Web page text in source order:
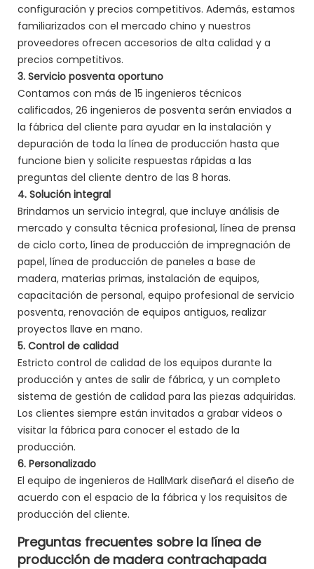
configuración y precios competitivos. Además, estamos
familiarizados con el mercado chino y nuestros
proveedores ofrecen accesorios de alta calidad y a
precios competitivos.
3. Servicio posventa oportuno
Contamos con más de 15 ingenieros técnicos
calificados, 26 ingenieros de posventa serán enviados a
la fábrica del cliente para ayudar en la instalación y
depuración de toda la línea de producción hasta que
funcione bien y solicite respuestas rápidas a las
preguntas del cliente dentro de las 8 horas.
4. Solución integral
Brindamos un servicio integral, que incluye análisis de
mercado y consulta técnica profesional, línea de prensa
de ciclo corto, línea de producción de impregnación de
papel, línea de producción de paneles a base de
madera, materias primas, instalación de equipos,
capacitación de personal, equipo profesional de servicio
posventa, renovación de equipos antiguos, realizar
proyectos llave en mano.
5. Control de calidad
Estricto control de calidad de los equipos durante la
producción y antes de salir de fábrica, y un completo
sistema de gestión de calidad para las piezas adquiridas.
Los clientes siempre están invitados a grabar videos o
visitar la fábrica para conocer el estado de la
producción.
6. Personalizado
El equipo de ingenieros de HallMark diseñará el diseño de
acuerdo con el espacio de la fábrica y los requisitos de
producción del cliente.
Preguntas frecuentes sobre la línea de
producción de madera contrachapada